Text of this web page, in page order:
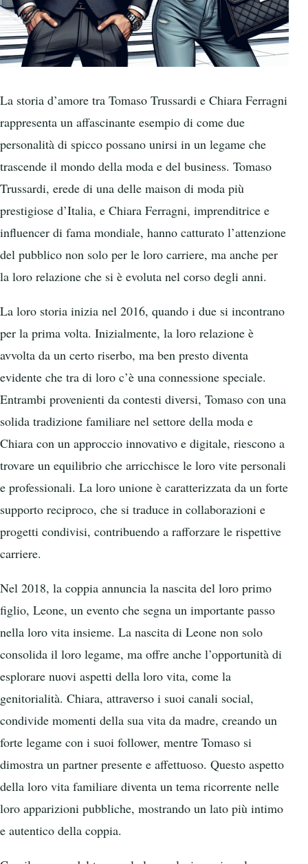
La storia d’amore tra Tomaso Trussardi e Chiara Ferragni
rappresenta un affascinante esempio di come due
personalità di spicco possano unirsi in un legame che
trascende il mondo della moda e del business. Tomaso
Trussardi, erede di una delle maison di moda più
prestigiose d’Italia, e Chiara Ferragni, imprenditrice e
influencer di fama mondiale, hanno catturato l’attenzione
del pubblico non solo per le loro carriere, ma anche per
la loro relazione che si è evoluta nel corso degli anni.
La loro storia inizia nel 2016, quando i due si incontrano
per la prima volta. Inizialmente, la loro relazione è
avvolta da un certo riserbo, ma ben presto diventa
evidente che tra di loro c’è una connessione speciale.
Entrambi provenienti da contesti diversi, Tomaso con una
solida tradizione familiare nel settore della moda e
Chiara con un approccio innovativo e digitale, riescono a
trovare un equilibrio che arricchisce le loro vite personali
e professionali. La loro unione è caratterizzata da un forte
supporto reciproco, che si traduce in collaborazioni e
progetti condivisi, contribuendo a rafforzare le rispettive
carriere.
Nel 2018, la coppia annuncia la nascita del loro primo
figlio, Leone, un evento che segna un importante passo
nella loro vita insieme. La nascita di Leone non solo
consolida il loro legame, ma offre anche l’opportunità di
esplorare nuovi aspetti della loro vita, come la
genitorialità. Chiara, attraverso i suoi canali social,
condivide momenti della sua vita da madre, creando un
forte legame con i suoi follower, mentre Tomaso si
dimostra un partner presente e affettuoso. Questo aspetto
della loro vita familiare diventa un tema ricorrente nelle
loro apparizioni pubbliche, mostrando un lato più intimo
e autentico della coppia.